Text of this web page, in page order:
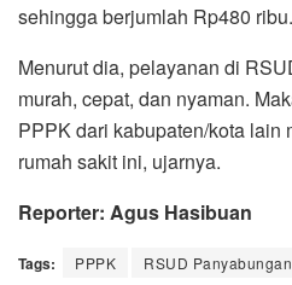
sehingga berjumlah Rp480 ribu.
Menurut dia, pelayanan di
murah, cepat, dan nyaman.
PPPK dari kabupaten/kota lain
rumah sakit ini, ujarnya.
Reporter: Agus Hasibuan
Tags: PPPK RSUD Panyabungan